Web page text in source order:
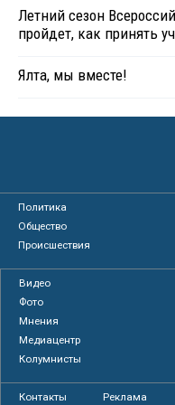
Летний сезон
пройдет, как принять
Ялта, мы вместе!
Политика
Общество
Происшествия
Видео
Фото
Мнения
Медиацентр
Колумнисты
Контакты Реклама